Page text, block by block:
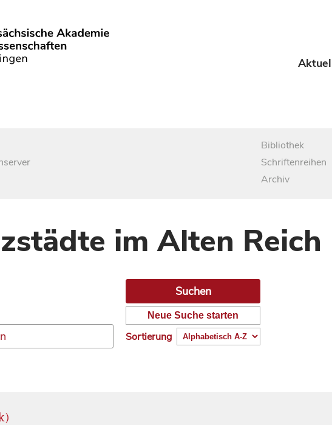
Bibliothek
Schriftenreihen
Archiv
im Alten
Neue Suche starten
Sortierung